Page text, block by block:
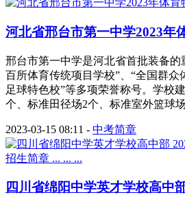
河北省邢台市第一中学2023年
邢台市第一中学是河北省首批装备的
百所体育传统项目学校”、“全国群众
足球特色校”等多项荣誉称号。学校
个、标准田径场2个、标准室外篮球
2023-03-15 08:11 - 中考简章
四川省绵阳中学英才学校高中